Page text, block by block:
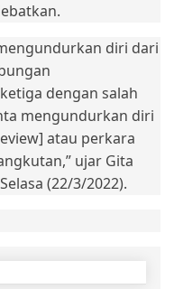
diri dari
dengan salah
mengundurkan diri
atau perkara
ujar Gita
(22/3/2022).